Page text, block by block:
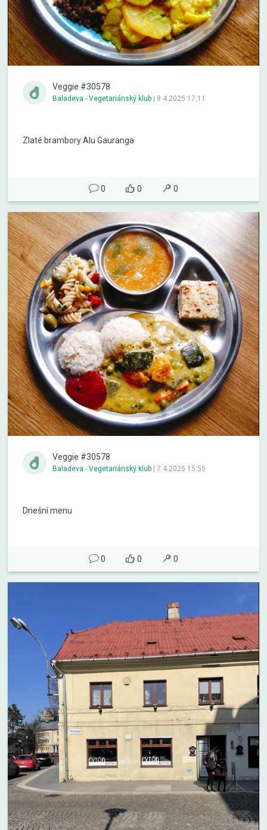
Veggie #30578
Baladeva - Vegetariánský klub | 8.4.2025 17:11
Zlaté brambory Alu Gauranga
0 0 0
Veggie #30578
Baladeva - Vegetariánský klub | 7.4.2025 15:55
Dnešní menu
0 0 0